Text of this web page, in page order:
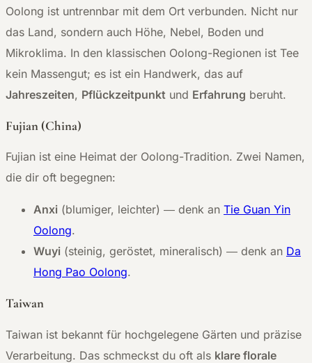
Oolong ist untrennbar mit dem Ort verbunden. Nicht nur
das Land, sondern auch Höhe, Nebel, Boden und
Mikroklima. In den klassischen Oolong-Regionen ist Tee
kein Massengut; es ist ein Handwerk, das auf
Jahreszeiten, Pflückzeitpunkt und Erfahrung beruht.
Fujian (China)
Fujian ist eine Heimat der Oolong-Tradition. Zwei Namen,
die dir oft begegnen:
Anxi (blumiger, leichter) — denk an Tie Guan Yin
Oolong.
Wuyi (steinig, geröstet, mineralisch) — denk an Da
Hong Pao Oolong.
Taiwan
Taiwan ist bekannt für hochgelegene Gärten und präzise
Verarbeitung. Das schmeckst du oft als klare florale